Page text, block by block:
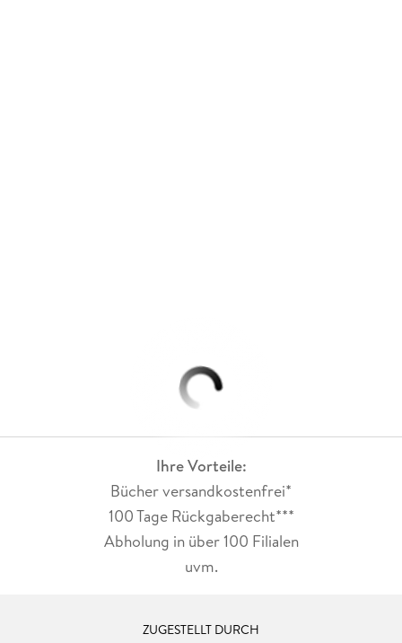
Ihre Vorteile:
Bücher versandkostenfrei*
100 Tage Rückgaberecht***
Abholung in über 100 Filialen
uvm.
ZUGESTELLT DURCH